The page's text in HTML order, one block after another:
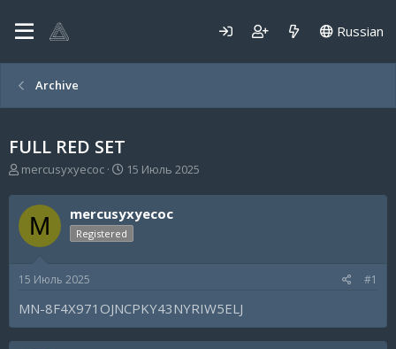
Russian
Archive
FULL RED SET
А
т
о
р
м
mercusyxyecoc
Д
т
а
н
а
15 Июль 2025
M mercusyxyecoc
Registered
15 Июль 2025 #1
MN-8F4X971OJNCPKY43NYRIW5ELJ